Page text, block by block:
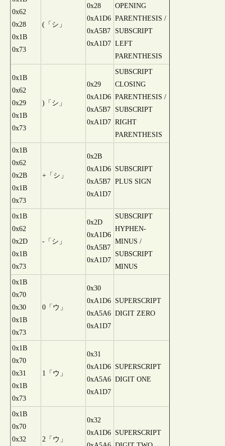
0x62
0x28
0x1B
0x73
(「シ」
0x28
0xA1D6
0xA5B7
0xA1D7
OPENING
PARENTHESIS /
SUBSCRIPT
LEFT
PARENTHESIS
0x1B
0x62
0x29
0x1B
0x73
)「シ」
0x29
0xA1D6
0xA5B7
0xA1D7
SUBSCRIPT
CLOSING
PARENTHESIS /
SUBSCRIPT
RIGHT
PARENTHESIS
0x1B
0x62
0x2B
0x1B
0x73
+「シ」
0x2B
0xA1D6
0xA5B7
0xA1D7
SUBSCRIPT
PLUS SIGN
0x1B
0x62
0x2D
0x1B
0x73
-「シ」
0x2D
0xA1D6
0xA5B7
0xA1D7
SUBSCRIPT
HYPHEN-
MINUS /
SUBSCRIPT
MINUS
0x1B
0x70
0x30
0x1B
0x73
0「ウ」
0x30
0xA1D6
0xA5A6
0xA1D7
SUPERSCRIPT
DIGIT ZERO
0x1B
0x70
0x31
0x1B
0x73
1「ウ」
0x31
0xA1D6
0xA5A6
0xA1D7
SUPERSCRIPT
DIGIT ONE
0x1B
0x70
0x32
2「ウ」
0x32
0xA1D6 SUPERSCRIPT